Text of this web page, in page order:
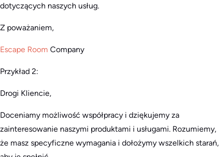
dotyczących naszych usług.
Z poważaniem,
Escape Room Company
Przykład 2:
Drogi Kliencie,
Doceniamy możliwość współpracy i dziękujemy za
zainteresowanie naszymi produktami i usługami. Rozumiemy,
że masz specyficzne wymagania i dołożymy wszelkich starań,